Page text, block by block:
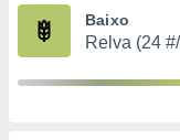
estudos
Baixo
Relva (24